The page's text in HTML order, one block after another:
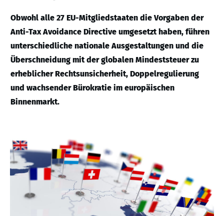
Obwohl alle 27 EU-Mitgliedstaaten die Vorgaben der
Anti-Tax Avoidance Directive umgesetzt haben, führen
unterschiedliche nationale Ausgestaltungen und die
Überschneidung mit der globalen Mindeststeuer zu
erheblicher Rechtsunsicherheit, Doppelregulierung
und wachsender Bürokratie im europäischen
Binnenmarkt.